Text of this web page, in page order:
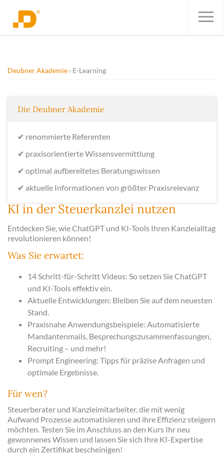
Deubner Akademie E-Learning
Die Deubner Akademie
✔ renommierte Referenten
✔ praxisorientierte Wissensvermittlung
✔ optimal aufbereitetes Beratungswissen
✔ aktuelle Informationen von größter Praxisrelevanz
KI in der Steuerkanzlei nutzen
Entdecken Sie, wie ChatGPT und KI-Tools Ihren Kanzleialltag
revolutionieren können!
Was Sie erwartet:
14 Schritt-für-Schritt Videos: So setzen Sie ChatGPT
und KI-Tools effektiv ein.
Aktuelle Entwicklungen: Bleiben Sie auf dem neuesten
Stand.
Praxisnahe Anwendungsbeispiele: Automatisierte
Mandantenmails, Besprechungszusammenfassungen,
Recruiting – und mehr!
Prompt Engineering: Tipps für präzise Anfragen und
optimale Ergebnisse.
Für wen?
Steuerberater und Kanzleimitarbeiter, die mit wenig
Aufwand Prozesse automatisieren und ihre Effizienz steigern
möchten. Testen Sie im Anschluss an den Kurs Ihr neu
gewonnenes Wissen und lassen Sie sich Ihre KI-Expertise
durch ein Zertifikat bescheinigen!